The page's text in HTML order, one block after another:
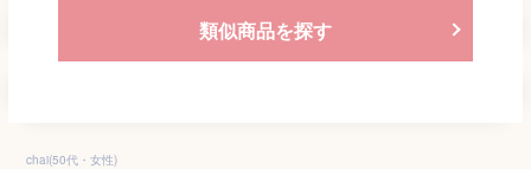
類似商品を探す
chai(50代・女性)